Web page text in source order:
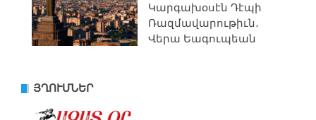
Կարգախօսէն Դէպի
Ռազմավարութիւն․
Վերա Եագուպեան
ՅՂՈՒՄՆԵՐ